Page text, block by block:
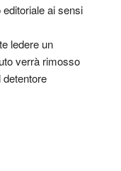
ai sensi
ledere un
verrà rimosso